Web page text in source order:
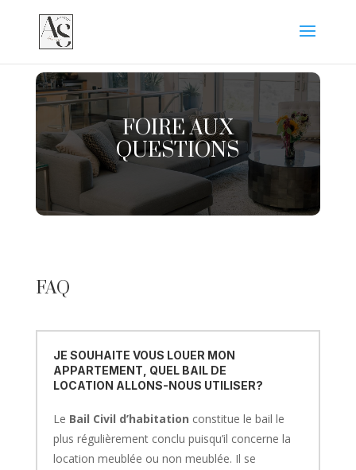
FOIRE AUX
QUESTIONS
FAQ
JE SOUHAITE VOUS LOUER MON
APPARTEMENT, QUEL BAIL DE
LOCATION ALLONS-NOUS UTILISER?
Le Bail Civil d’habitation constitue le bail le
plus régulièrement conclu puisqu’il concerne la
location meublée ou non meublée. Il se